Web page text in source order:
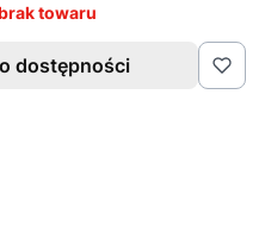
towaru
dostępności